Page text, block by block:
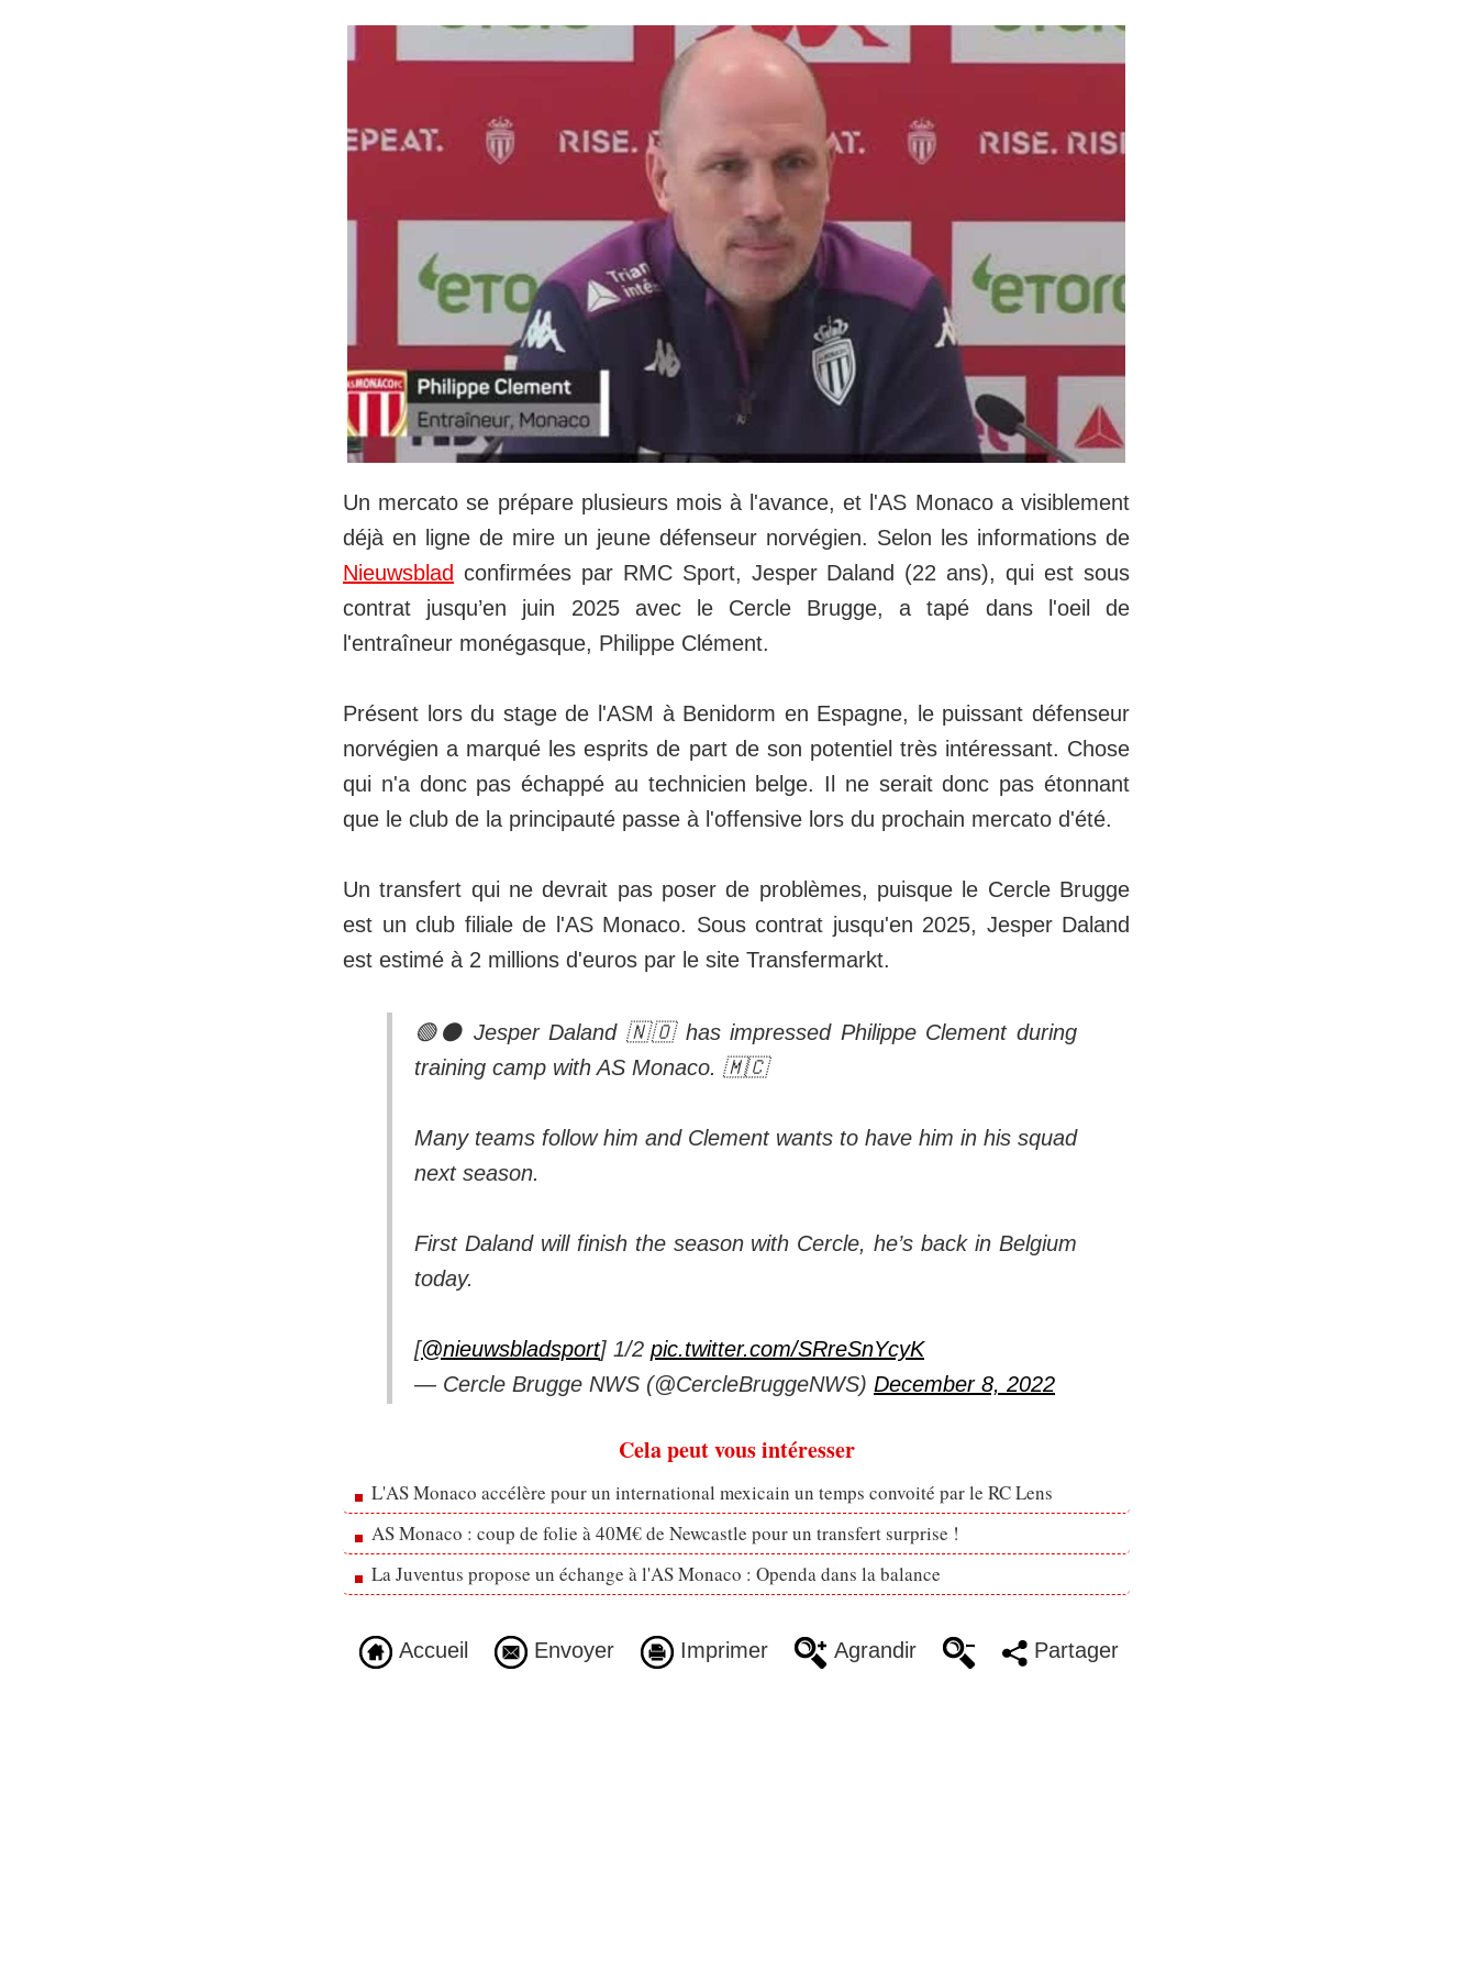
Un mercato se prépare plusieurs mois à l'avance, et l'AS Monaco a visiblement
déjà en ligne de mire un jeune défenseur norvégien. Selon les informations de
Nieuwsblad confirmées par RMC Sport, Jesper Daland (22 ans), qui est sous
contrat jusqu’en juin 2025 avec le Cercle Brugge, a tapé dans l'oeil de
l'entraîneur monégasque, Philippe Clément.
Présent lors du stage de l'ASM à Benidorm en Espagne, le puissant défenseur
norvégien a marqué les esprits de part de son potentiel très intéressant. Chose
qui n'a donc pas échappé au technicien belge. Il ne serait donc pas étonnant
que le club de la principauté passe à l'offensive lors du prochain mercato d'été.
Un transfert qui ne devrait pas poser de problèmes, puisque le Cercle Brugge
est un club filiale de l'AS Monaco. Sous contrat jusqu'en 2025, Jesper Daland
est estimé à 2 millions d'euros par le site Transfermarkt.
🟢⚫️ Jesper Daland 🇳🇴 has impressed Philippe Clement during
training camp with AS Monaco. 🇲🇨
Many teams follow him and Clement wants to have him in his squad
next season.
First Daland will finish the season with Cercle, he’s back in Belgium
today.
[@nieuwsbladsport] 1/2 pic.twitter.com/SRreSnYcyK
— Cercle Brugge NWS (@CercleBruggeNWS) December 8, 2022
Cela peut vous intéresser
L'AS Monaco accélère pour un international mexicain un temps convoité par le RC Lens
AS Monaco : coup de folie à 40M€ de Newcastle pour un transfert surprise !
La Juventus propose un échange à l'AS Monaco : Openda dans la balance
Accueil Envoyer Imprimer Agrandir Partager